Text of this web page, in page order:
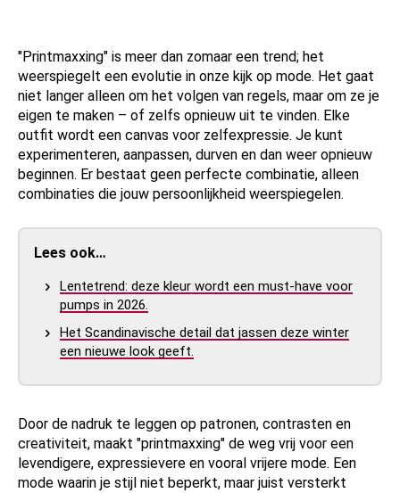
"Printmaxxing" is meer dan zomaar een trend; het
weerspiegelt een evolutie in onze kijk op mode. Het gaat
niet langer alleen om het volgen van regels, maar om ze je
eigen te maken – of zelfs opnieuw uit te vinden. Elke
outfit wordt een canvas voor zelfexpressie. Je kunt
experimenteren, aanpassen, durven en dan weer opnieuw
beginnen. Er bestaat geen perfecte combinatie, alleen
combinaties die jouw persoonlijkheid weerspiegelen.
Lees ook…
Lentetrend: deze kleur wordt een must-have voor
pumps in 2026.
Het Scandinavische detail dat jassen deze winter
een nieuwe look geeft.
Door de nadruk te leggen op patronen, contrasten en
creativiteit, maakt "printmaxxing" de weg vrij voor een
levendigere, expressievere en vooral vrijere mode. Een
mode waarin je stijl niet beperkt, maar juist versterkt